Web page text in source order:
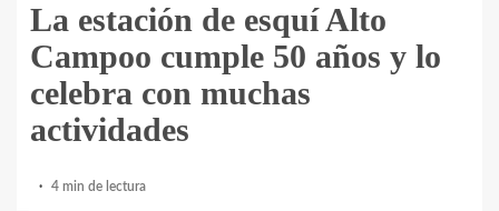
La estación de esquí Alto
Campoo cumple 50 años y lo
celebra con muchas
actividades
4 min de lectura